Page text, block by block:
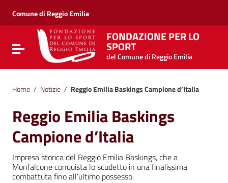
Vai al menu di navigazione
Vai al footer
Comune di Reggio Emilia
Attiva / disattiva la navigazione
FONDAZIONE PER LO
SPORT
del Comune di Reggio Emilia
Home / Notizie / Reggio Emilia Baskings Campione d’Italia
Reggio Emilia Baskings
Campione d’Italia
Impresa storica del Reggio Emilia Baskings, che a
Monfalcone conquista lo scudetto in una finalissima
combattuta fino all’ultimo possesso.